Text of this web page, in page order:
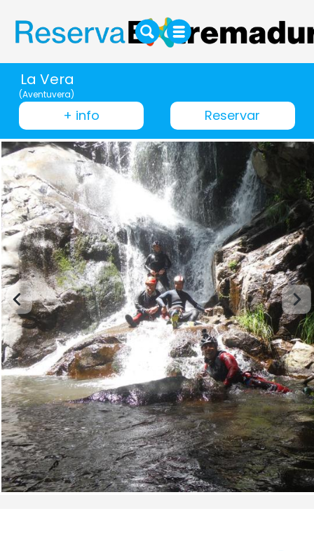
La Vera
(Aventuvera)
+ info Reservar